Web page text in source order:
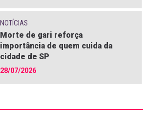
NOTÍCIAS
Morte de gari reforça
importância de quem cuida da
cidade de SP
28/07/2026